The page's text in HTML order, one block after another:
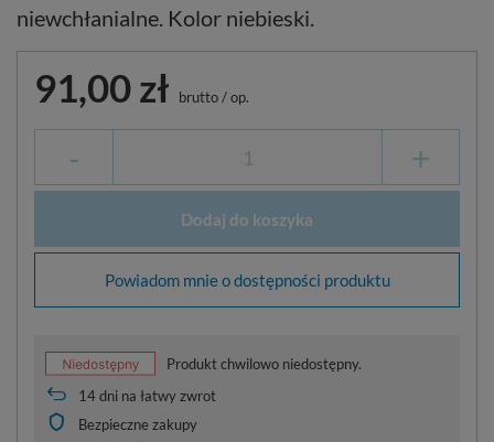
niewchłanialne. Kolor niebieski.
91,00 zł brutto/op.
- +
Dodaj do koszyka
Powiadom mnie o dostępności produktu
Produkt chwilowo niedostępny.
14dni na łatwy zwrot
Bezpieczne zakupy